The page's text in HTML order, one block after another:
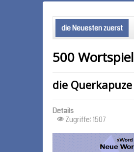
die Neuesten zuerst
500
die Querkapuze
Details
Zugriffe: 1507